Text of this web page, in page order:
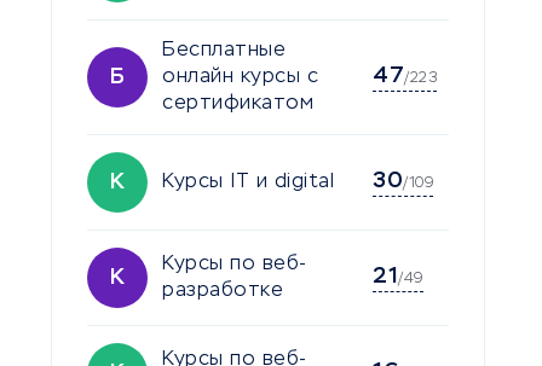
Б
Бесплатные
онлайн курсы с
сертификатом
47/223
К Курсы IT и digital 30/109
К
Курсы по веб-
разработке
21/49
Курсы по веб-